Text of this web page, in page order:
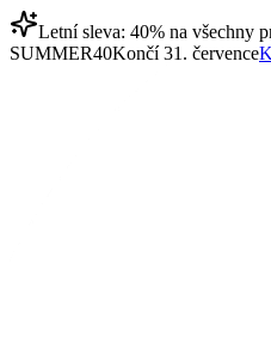
Letní sleva: 40% na všechny
SUMMER40Končí 31. července